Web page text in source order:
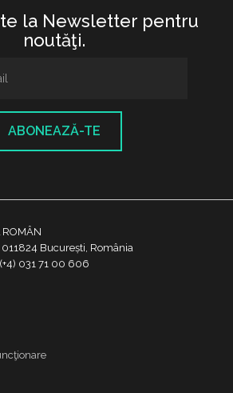
la Newsletter pentru
noutăţi.
ABONEAZĂ-TE
ROMÂN
București, România
031 71 00 606